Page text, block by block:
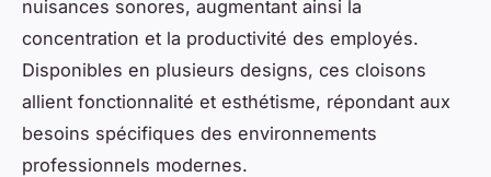
nuisances sonores, augmentant ainsi la
concentration et la productivité des employés.
Disponibles en plusieurs designs, ces cloisons
allient fonctionnalité et esthétisme, répondant aux
besoins spécifiques des environnements
professionnels modernes.